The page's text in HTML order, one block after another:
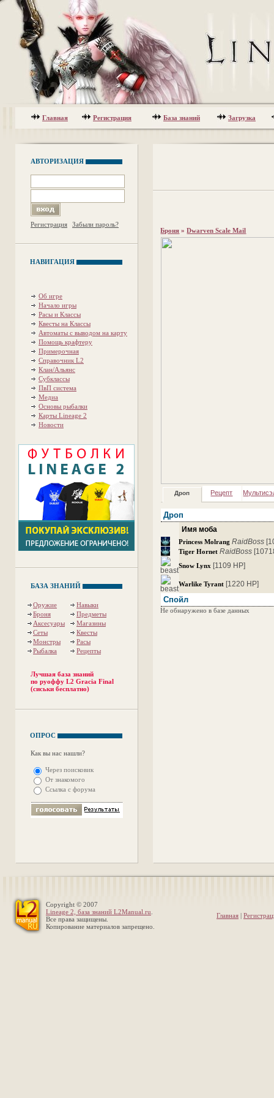
Главная Регистрация База знаний Загрузка
АВТОРИЗАЦИЯ
Регистрация Забыли пароль?
НАВИГАЦИЯ
Об игре
Начало игры
Расы и Классы
Квесты на Классы
Автоматы с выводом на карту
Помощь крафтеру
Примерочная
Справочник L2
Клан/Альянс
Субклассы
ПвП система
Медиа
Основы рыбалки
Карты Lineage 2
Новости
БАЗА ЗНАНИЙ
Оружие
Навыки
Броня
Предметы
Аксесуары
Магазины
Сеты
Квесты
Монстры
Расы
Рыбалка
Рецепты
Лучшая база знаний
по руоффу L2 Gracia Final
(сиськи бесплатно)
ОПРОС
Как вы нас нашли?
Через поисковик
От знакомого
Ссылка с форума
Броня »Dwarven Scale Mail
Дроп Рецепт
Дроп
Имя моба
Princess Molrang RaidBoss
Tiger Hornet RaidBoss
Snow Lynx [1109 HP]
Warlike Tyrant [1220 HP]
Спойл
Не обнаружено в базе данных
Copyright © 2007
Lineage 2, база знаний L2Manual.ru
Все права защищены.
Копирование материалов запрещено.
Главная |